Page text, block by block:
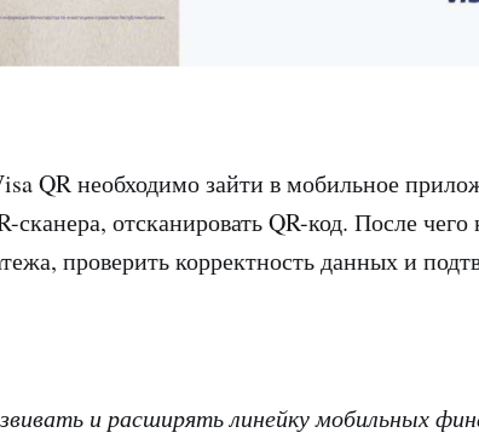
QR необходимо зайти в мобильное
сканера, отсканировать QR-код. После
проверить корректность данных и
и расширять линейку мобильных